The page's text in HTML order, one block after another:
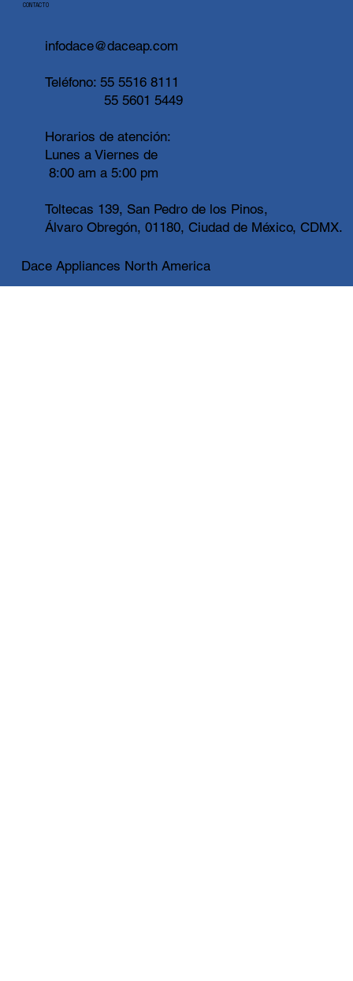
infodace@daceap.com
Teléfono:55 5516 8111
55 5601 5449
Horarios de atención:
Lunes a Viernes de
8:00 am a 5:00 pm
Toltecas 139, San Pedro de los Pinos,
Álvaro Obregón, 01180, Ciudad de México, CDMX.
CONTACTO
Dace Appliances North America